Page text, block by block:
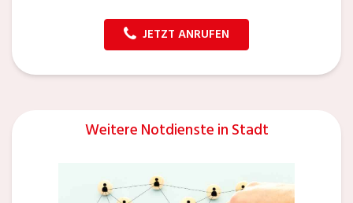
JETZT ANRUFEN
Weitere Notdienste in Stadt